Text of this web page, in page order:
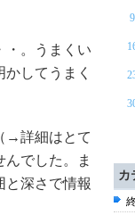
・。うまくい
してうまく
→詳細はとて
でした。ま
と深さで情報
9
カ